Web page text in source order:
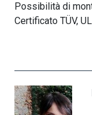
Possibilità di
Certificato TÜV, UL